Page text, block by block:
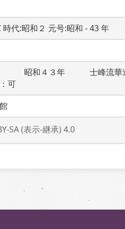
代:昭和２ 元号:昭和 - 43 年
　　昭和４３年　　　士峰流
可
SA (表示-継承) 4.0